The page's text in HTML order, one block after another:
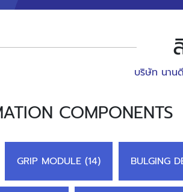
บริษัท นาน
COMPONENTS
GRIP MODULE (14) BULGING